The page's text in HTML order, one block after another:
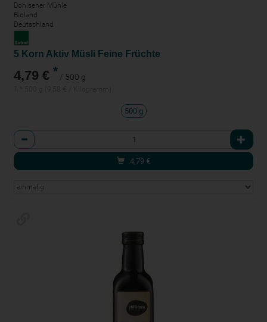
Bohlsener Mühle
Bioland
Deutschland
5 Korn Aktiv Müsli Feine Früchte
4,79 € * / 500 g
500 g
Anzahl
4,79 €